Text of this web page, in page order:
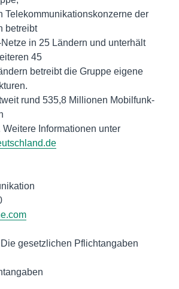
Telekommunikationskonzerne der
betreibt
in 25 Ländern und unterhält
45
betreibt die Gruppe eigene
rund 535,8 Millionen Mobilfunk-
Weitere Informationen unter
gesetzlichen Pflichtangaben